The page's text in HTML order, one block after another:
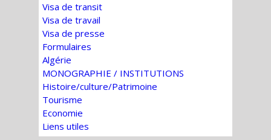
Visa de transit
Visa de travail
Visa de presse
Formulaires
Algérie
MONOGRAPHIE / INSTITUTIONS
Histoire/culture/Patrimoine
Tourisme
Economie
Liens utiles